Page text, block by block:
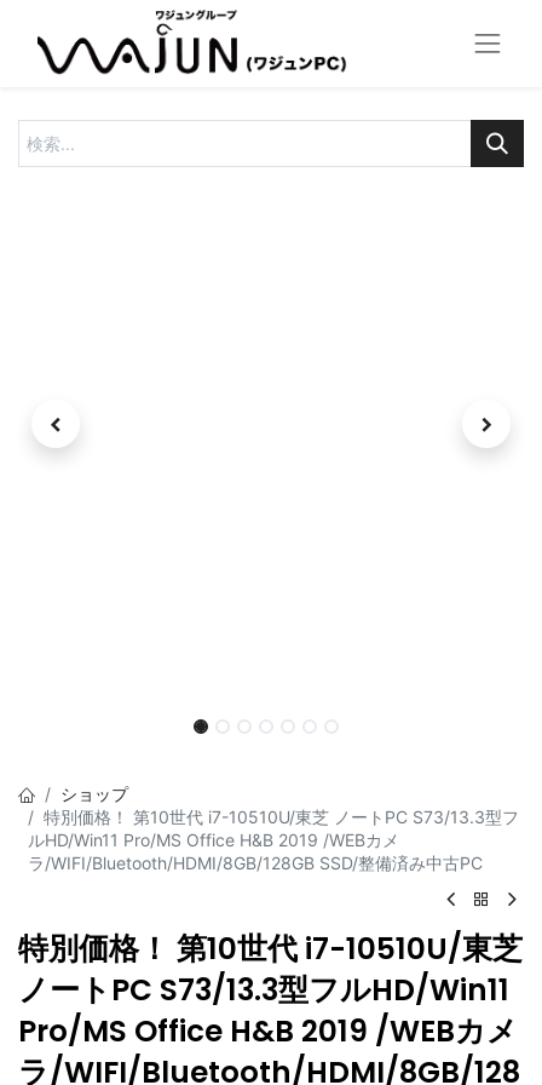
ショップ
特別価格！ 第10世代 i7-10510U/東芝 ノートPC S73/13.3型フ
ルHD/Win11 Pro/MS Office H&B 2019 /WEBカメ
ラ/WIFI/Bluetooth/HDMI/8GB/128GB SSD/整備済み中古PC
特別価格！ 第10世代 i7-10510U/東芝
ノートPC S73/13.3型フルHD/Win11
Pro/MS Office H&B 2019 /WEBカメ
ラ/WIFI/Bluetooth/HDMI/8GB/128